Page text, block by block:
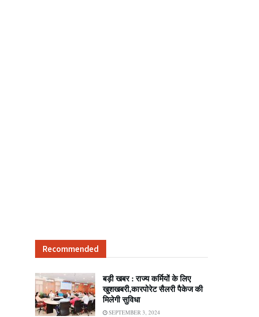
Recommended
बड़ी खबर : राज्य कर्मियों के लिए
खुशखबरी,कारपोरेट सैलरी पैकेज की
मिलेगी सुविधा
SEPTEMBER 3, 2024